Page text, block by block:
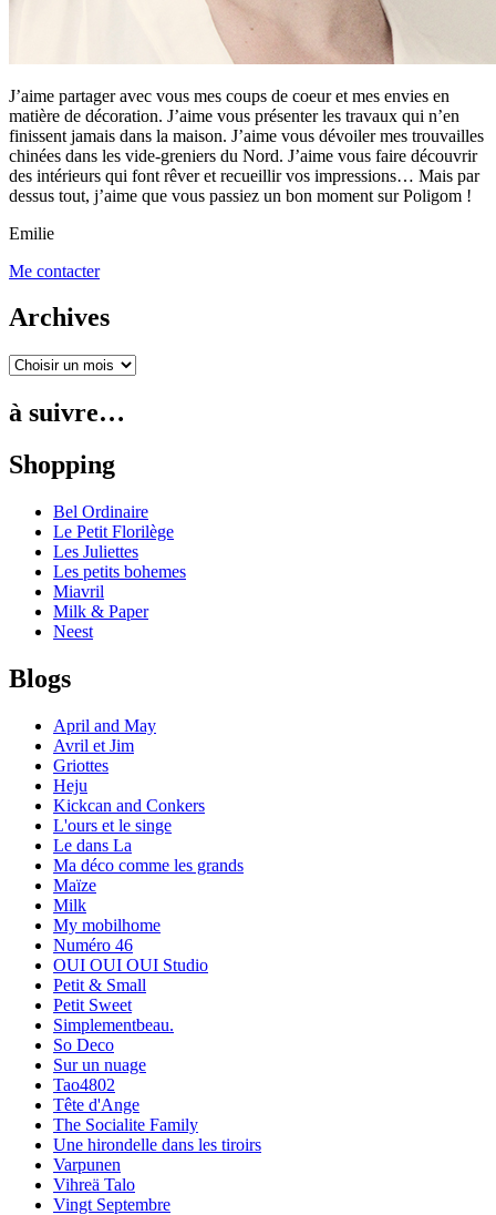
J’aime partager avec vous mes coups de coeur et mes envies en
matière de décoration. J’aime vous présenter les travaux qui n’en
finissent jamais dans la maison. J’aime vous dévoiler mes trouvailles
chinées dans les vide-greniers du Nord. J’aime vous faire découvrir
des intérieurs qui font rêver et recueillir vos impressions… Mais par
dessus tout, j’aime que vous passiez un bon moment sur Poligom !
Emilie
Me contacter
Archives
à suivre…
Shopping
Bel Ordinaire
Le Petit Florilège
Les Juliettes
Les petits bohemes
Miavril
Milk & Paper
Neest
Blogs
April and May
Avril et Jim
Griottes
Heju
Kickcan and Conkers
L'ours et le singe
Le dans La
Ma déco comme les grands
Maïze
Milk
My mobilhome
Numéro 46
OUI OUI OUI Studio
Petit & Small
Petit Sweet
Simplementbeau.
So Deco
Sur un nuage
Tao4802
Tête d'Ange
The Socialite Family
Une hirondelle dans les tiroirs
Varpunen
Vihreä Talo
Vingt Septembre